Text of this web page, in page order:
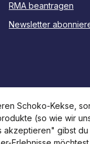
RMA beantragen
Newsletter
Schoko-Kekse,
(so wie wir
gibst